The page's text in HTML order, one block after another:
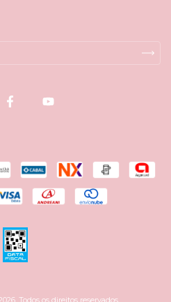
Todos os direitos reservados.